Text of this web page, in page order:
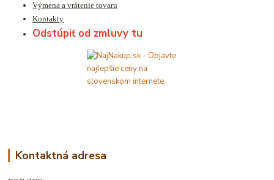
Výmena a vrátenie tovaru
Kontakty
Odstúpiť od zmluvy tu
Kontaktná adresa